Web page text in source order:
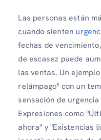
Las personas están
cuando sienten
fechas de
de escasez puede
las ventas. Un
relámpago" con un
sensación de
Expresiones como
ahora" y "Existencias